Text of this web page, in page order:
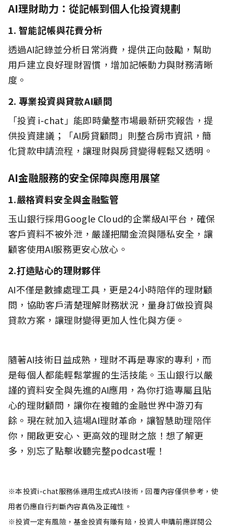
AI理財助力：從記帳到個人化投資規劃
1. 智能記帳與花費分析
透過AI記錄並分析日常消費，提供正向鼓勵，幫助
用戶建立良好理財習慣，增加記帳動力與財務清晰
度。
2. 專業投資與貸款AI顧問
「投資 i-chat」能即時彙整市場最新研究報告，提
供投資建議；「AI房貸顧問」則整合房市資訊，簡
化貸款申請流程，讓理財與房貸變得輕鬆又透明。
AI金融服務的安全保障與應用展望
1.嚴格資料安全與金融監管
玉山銀行採用Google Cloud的企業級AI平台，確保
客戶資料不被外泄，嚴謹把關金流與隱私安全，讓
顧客使用AI服務更安心放心。
2.打造貼心的理財夥伴
AI不僅是數據處理工具，更是24小時陪伴的理財顧
問，協助客戶清楚理解財務狀況，量身訂做投資與
貸款方案，讓理財變得更加人性化與方便。
隨著AI技術日益成熟，理財不再是專家的專利，而
是每個人都能輕鬆掌握的生活技能。玉山銀行以嚴
謹的資料安全與先進的AI應用，為你打造專屬且貼
心的理財顧問，讓你在複雜的金融世界中游刃有
餘。現在就加入這場AI理財革命，讓智慧助理陪伴
你，開啟更安心、更高效的理財之旅！想了解更
多，別忘了點擊收聽完整podcast喔！
※本投資i-chat服務係運用生成式AI技術，回覆內容僅供參考，使
用者仍應自行判斷內容真偽及正確性。
※投資一定有風險，基金投資有賺有賠，投資人申購前應詳閱公